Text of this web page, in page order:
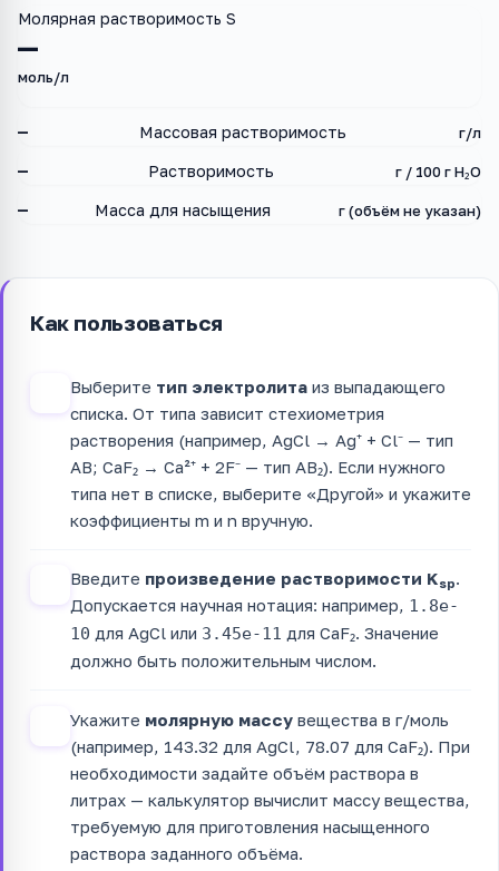
—
Молярная растворимость S
моль/л
— Массовая растворимость г/л
— Растворимость г / 100 г H₂O
— Масса для насыщения г (объём не указан)
Как пользоваться
Выберите тип электролита из выпадающего
списка. От типа зависит стехиометрия
растворения (например, AgCl → Ag⁺ + Cl⁻ — тип
AB; CaF₂ → Ca²⁺ + 2F⁻ — тип AB₂). Если нужного
типа нет в списке, выберите «Другой» и укажите
коэффициенты m и n вручную.
Введите произведение растворимости Ksp.
Допускается научная нотация: например, 1.8e-
10 для AgCl или 3.45e-11 для CaF₂. Значение
должно быть положительным числом.
Укажите молярную массу вещества в г/моль
(например, 143.32 для AgCl, 78.07 для CaF₂). При
необходимости задайте объём раствора в
литрах — калькулятор вычислит массу вещества,
требуемую для приготовления насыщенного
раствора заданного объёма.